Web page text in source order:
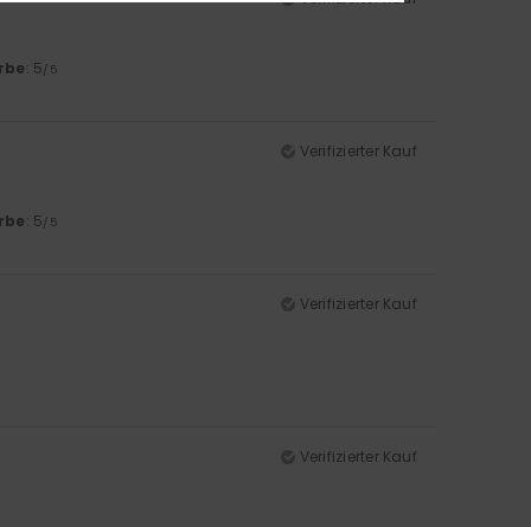
: 5 /5
Verifizierter Kauf
: 5 /5
Verifizierter Kauf
Verifizierter Kauf